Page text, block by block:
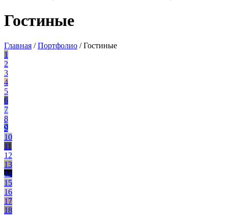
Гостиные
Главная /Портфолио /Гостиные
1
2
3
4
5
6
7
8
9
10
11
12
13
14
15
16
17
18